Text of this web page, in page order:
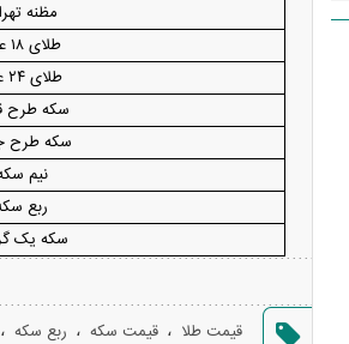
مظنه
طلای ۱۸ عیار
طلای ۲۴ عیار
سکه طرح
سکه طرح
نیم
ربع
سکه یک
قیمت طلا ، قیمت سکه ، ربع سکه ،